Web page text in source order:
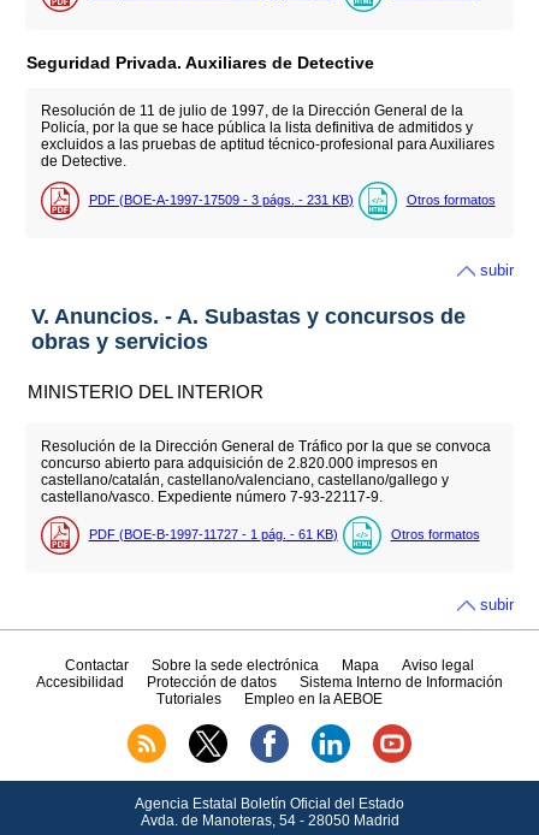
Seguridad Privada. Auxiliares de Detective
Resolución de 11 de julio de 1997, de la Dirección General de la
Policía, por la que se hace pública la lista definitiva de admitidos y
excluidos a las pruebas de aptitud técnico-profesional para Auxiliares
de Detective.
PDF (BOE-A-1997-17509 - 3 págs. - 231 KB) Otros formatos
subir
V. Anuncios. - A. Subastas y concursos de
obras y servicios
MINISTERIO DEL INTERIOR
Resolución de la Dirección General de Tráfico por la que se convoca
concurso abierto para adquisición de 2.820.000 impresos en
castellano/catalán, castellano/valenciano, castellano/gallego y
castellano/vasco. Expediente número 7-93-22117-9.
PDF (BOE-B-1997-11727 - 1 pág. - 61 KB) Otros formatos
subir
Contactar Sobre la sede electrónica Mapa
Aviso legal
Accesibilidad
Protección de datos
Sistema Interno de Información
Tutoriales
Empleo en la AEBOE
Agencia Estatal Boletín Oficial del Estado
Avda.de Manoteras, 54 - 28050 Madrid